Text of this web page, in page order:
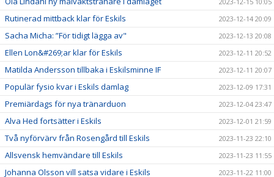
Rutinerad mittback klar för Eskils 2023-12-14 20:09
Sacha Micha: ”För tidigt lägga av" 2023-12-13 20:08
Ellen Lon&#269;ar klar för Eskils 2023-12-11 20:52
Matilda Andersson tillbaka i Eskilsminne IF 2023-12-11 20:07
Populär fysio kvar i Eskils damlag 2023-12-09 17:31
Premiärdags för nya tränarduon 2023-12-04 23:47
Alva Hed fortsätter i Eskils 2023-12-01 21:59
Två nyförvärv från Rosengård till Eskils 2023-11-23 22:10
Allsvensk hemvändare till Eskils 2023-11-23 11:55
Johanna Olsson vill satsa vidare i Eskils 2023-11-22 11:00